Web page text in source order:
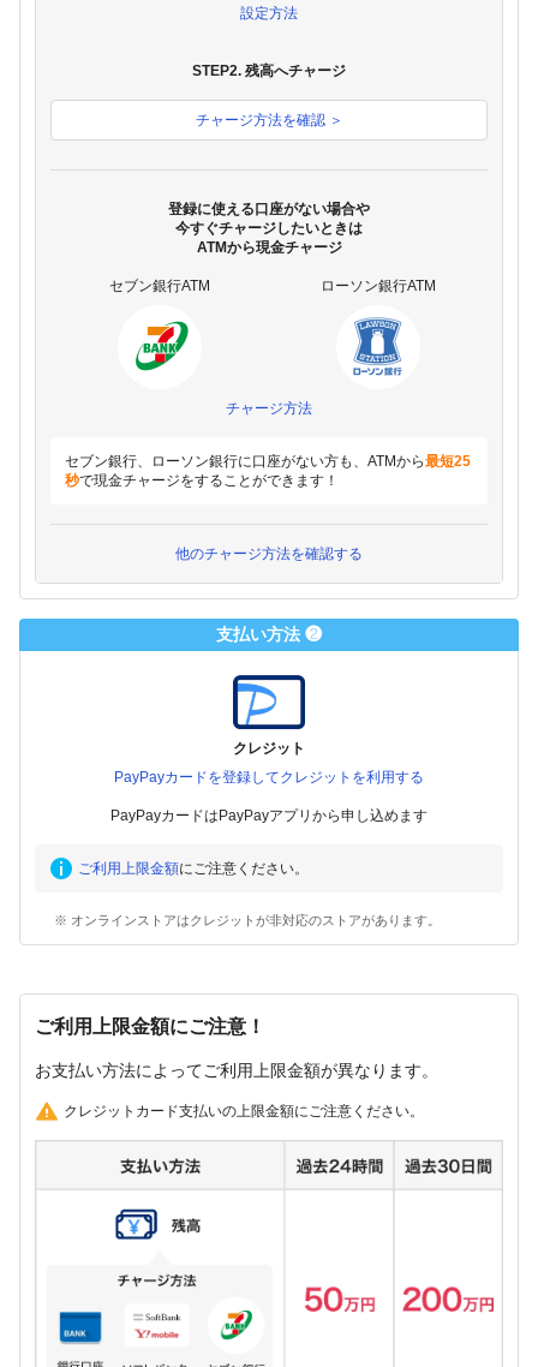
設定方法
STEP2. 残高へチャージ
チャージ方法を確認 ＞
登録に使える口座がない場合や
今すぐチャージしたいときは
ATMから現金チャージ
セブン銀行ATM ローソン銀行ATM
チャージ方法
セブン銀行、ローソン銀行に口座がない方も、ATMから最短25
秒で現金チャージをすることができます！
他のチャージ方法を確認する
支払い方法 ❷
クレジット
PayPayカードを登録してクレジットを利用する
PayPayカードはPayPayアプリから申し込めます
ご利用上限金額にご注意ください。
※ オンラインストアはクレジットが非対応のストアがあります。
ご利用上限金額にご注意！
お支払い方法によってご利用上限金額が異なります。
クレジットカード支払いの上限金額にご注意ください。